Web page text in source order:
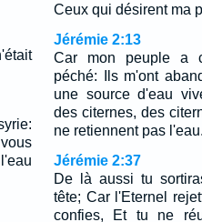
Ceux qui désirent ma
Jérémie 2:13
Car mon peuple a
péché: Ils m'ont
une source d'eau
des citernes, des
ne retiennent pas l'eau.
Jérémie 2:37
De là aussi tu
tête; Car l'Eternel
confies, Et tu ne